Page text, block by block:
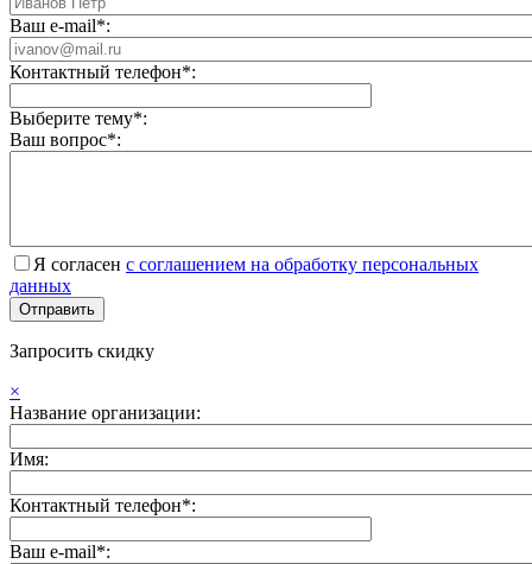
Ваш e-mail*:
Контактный телефон*:
Выберите тему*:
Ваш вопрос*:
Я согласен с соглашением на обработку персональных
данных
Запросить скидку
×
Название организации:
Имя:
Контактный телефон*:
Ваш e-mail*: